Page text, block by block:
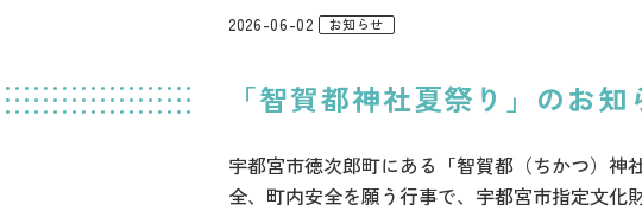
「智賀都神社夏祭り」のお知
2026-06-02 お知らせ
宇都宮市徳次郎町にある「智賀都（ちかつ）神
全、町内安全を願う行事で、宇都宮市指定文化